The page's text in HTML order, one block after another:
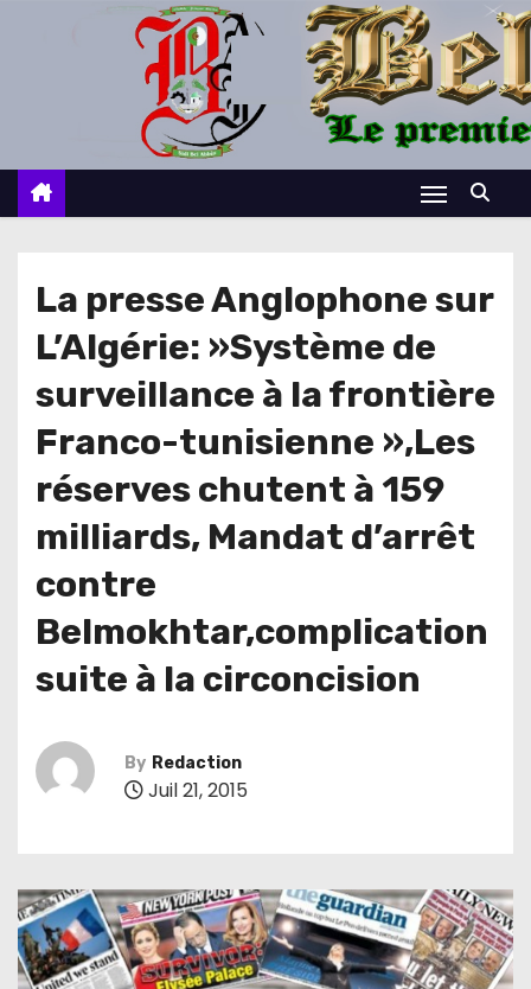
c
La presse Anglophone sur
L’Algérie: »Système de
surveillance à la frontière
Franco-tunisienne »,Les
réserves chutent à 159
milliards, Mandat d’arrêt
contre
Belmokhtar,complication
suite à la circoncision
By Redaction
Juil 21, 2015